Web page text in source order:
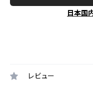
日本国
レビュー